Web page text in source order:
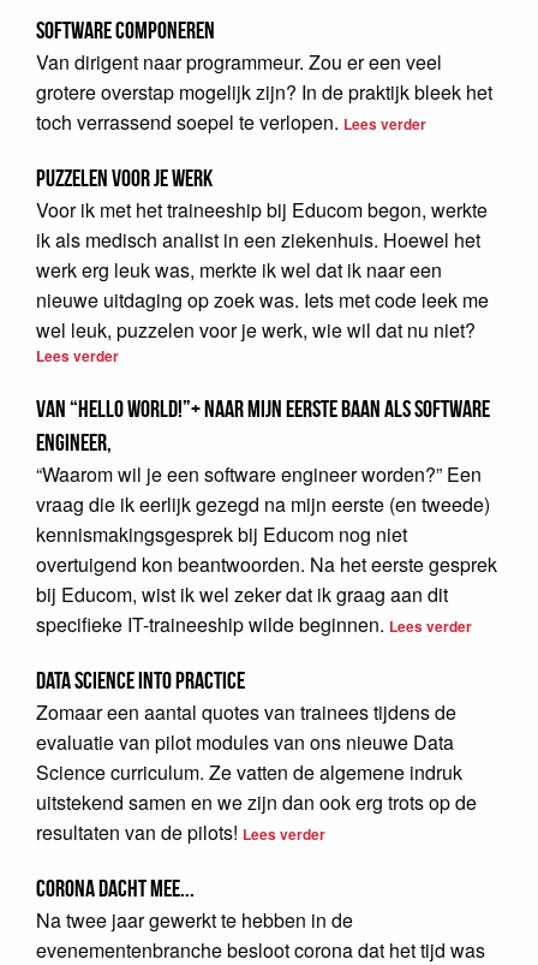
Software Componeren
Van dirigent naar programmeur. Zou er een veel
grotere overstap mogelijk zijn? In de praktijk bleek het
toch verrassend soepel te verlopen. Lees verder
Puzzelen voor je werk
Voor ik met het traineeship bij Educom begon, werkte
ik als medisch analist in een ziekenhuis. Hoewel het
werk erg leuk was, merkte ik wel dat ik naar een
nieuwe uitdaging op zoek was. Iets met code leek me
wel leuk, puzzelen voor je werk, wie wil dat nu niet?
Lees verder
Van “Hello world!”+ naar mijn eerste baan als software
Engineer,
“Waarom wil je een software engineer worden?” Een
vraag die ik eerlijk gezegd na mijn eerste (en tweede)
kennismakingsgesprek bij Educom nog niet
overtuigend kon beantwoorden. Na het eerste gesprek
bij Educom, wist ik wel zeker dat ik graag aan dit
specifieke IT-traineeship wilde beginnen. Lees verder
Data Science into Practice
Zomaar een aantal quotes van trainees tijdens de
evaluatie van pilot modules van ons nieuwe Data
Science curriculum. Ze vatten de algemene indruk
uitstekend samen en we zijn dan ook erg trots op de
resultaten van de pilots! Lees verder
Corona dacht mee...
Na twee jaar gewerkt te hebben in de
evenementenbranche besloot corona dat het tijd was